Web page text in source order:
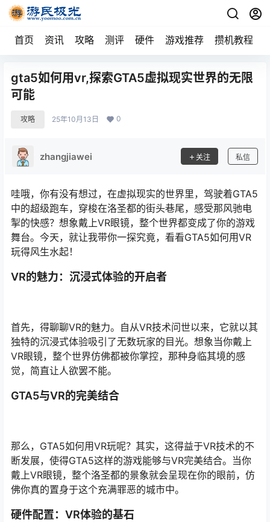
首页 资讯 攻略 测评 硬件 游戏推荐 攒机教程
gta5如何用vr,探索GTA5虚拟现实世界的无限
可能
攻略 25年10月13日 0
zhangjiawei 关注 私信
哇哦，你有没有想过，在虚拟现实的世界里，驾驶着GTA5
中的超级跑车，穿梭在洛圣都的街头巷尾，感受那风驰电
掣的快感？想象戴上VR眼镜，整个世界都变成了你的游戏
舞台。今天，就让我带你一探究竟，看看GTA5如何用VR
玩得风生水起！
VR的魅力：沉浸式体验的开启者
首先，得聊聊VR的魅力。自从VR技术问世以来，它就以其
独特的沉浸式体验吸引了无数玩家的目光。想象当你戴上
VR眼镜，整个世界仿佛都被你掌控，那种身临其境的感
觉，简直让人欲罢不能。
GTA5与VR的完美结合
那么，GTA5如何用VR玩呢？其实，这得益于VR技术的不
断发展，使得GTA5这样的游戏能够与VR完美结合。当你
戴上VR眼镜，整个洛圣都的景象就会呈现在你的眼前，仿
佛你真的置身于这个充满罪恶的城市中。
硬件配置：VR体验的基石